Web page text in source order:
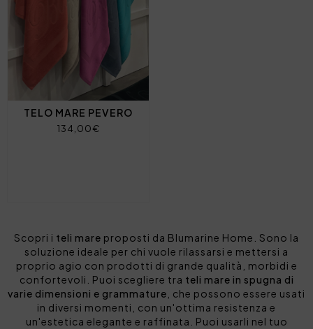
TELO MARE PEVERO
134,00€
Scopri i teli mare proposti da Blumarine Home. Sono la
soluzione ideale per chi vuole rilassarsi e mettersi a
proprio agio con prodotti di grande qualità, morbidi e
confortevoli. Puoi scegliere tra teli mare in spugna di
varie dimensioni e grammature , che possono essere usati
in diversi momenti, con un'ottima resistenza e
un'estetica elegante e raffinata. Puoi usarli nel tuo